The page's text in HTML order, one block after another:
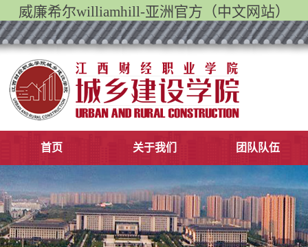
威廉希尔williamhill-亚洲官方（中文网站）
首页 ​关于我们 团队队伍